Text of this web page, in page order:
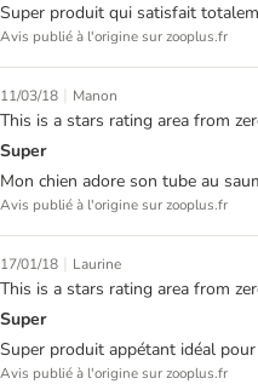
Super produit qui satisfait
Avis publié à l'origine sur zooplus.fr
11/03/18 | Manon
This is a stars rating area from
Super
Mon chien adore son tube au
Avis publié à l'origine sur zooplus.fr
17/01/18 | Laurine
This is a stars rating area from
Super
Super produit appétant idéal
Avis publié à l'origine sur zooplus.fr